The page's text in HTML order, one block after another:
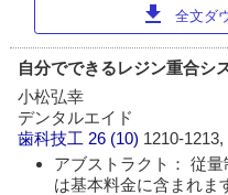
download 全文ダ
自分でできるレジン重合シ
小松弘幸
デンタルエイド
歯科技工 26 (10) 1210-1213,
アブストラクト： 従
は基本料金に含まれま